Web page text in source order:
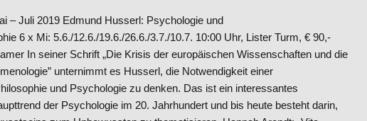
– Juli 2019 Edmund Husserl: Psychologie und
6 x Mi: 5.6./12.6./19.6./26.6./3.7./10.7. 10:00 Uhr, Lister Turm, € 90,-
In seiner Schrift „Die Krisis der europäischen Wissenschaften und die
unternimmt es Husserl, die Notwendigkeit einer
und Psychologie zu denken. Das ist ein interessantes
der Psychologie im 20. Jahrhundert und bis heute besteht darin,